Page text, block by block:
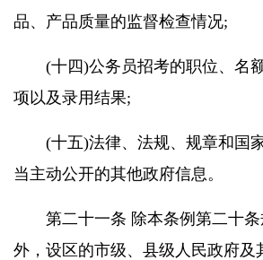
品、产品质量的监督检查情况;
(十四)公务员招考的职位、名
项以及录用结果;
(十五)法律、法规、规章和国
当主动公开的其他政府信息。
第二十一条 除本条例第二十
外，设区的市级、县级人民政府及